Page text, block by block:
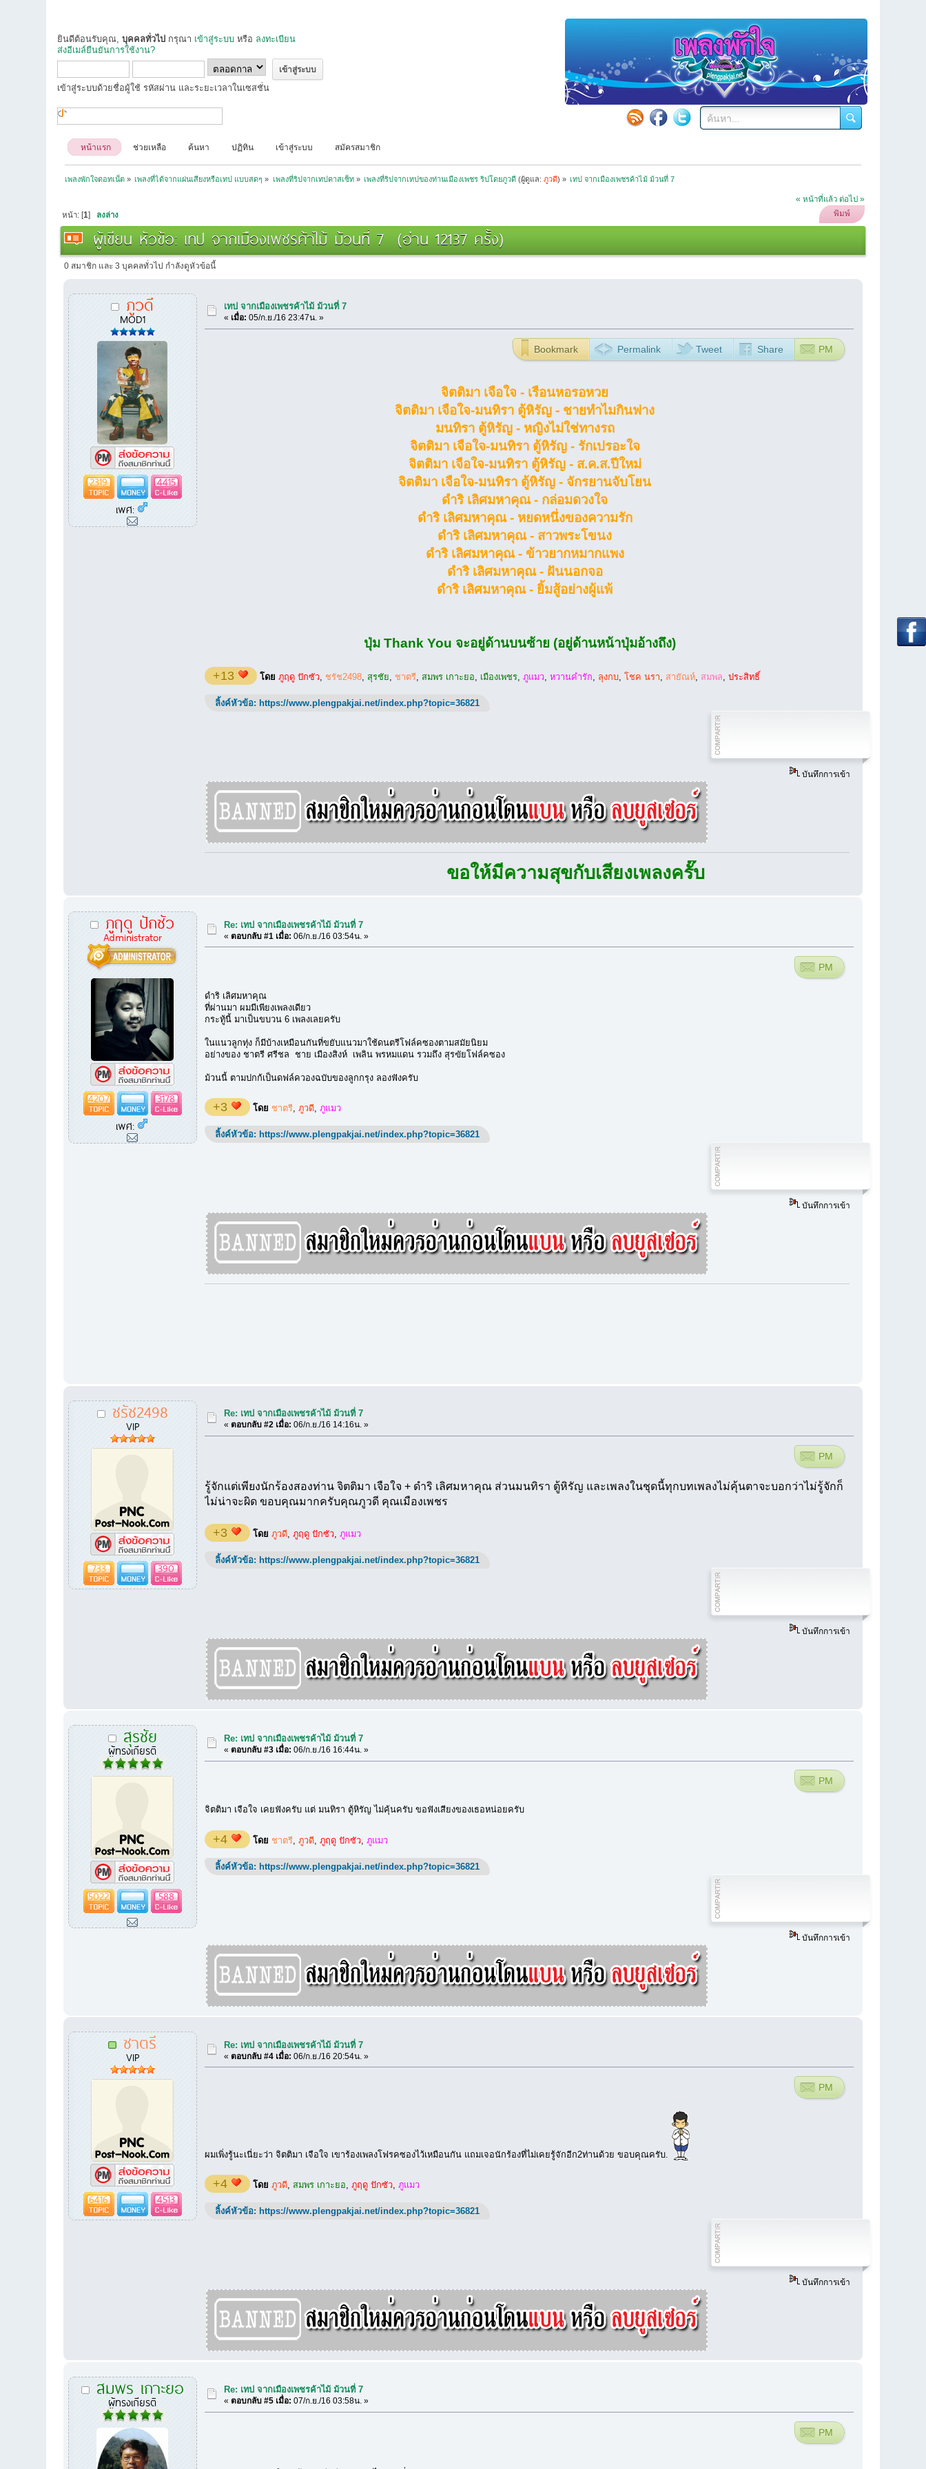
ยินดีต้อนรับคุณ,บุคคลทั่วไป กรุณา เข้าสู่ระบบ หรือ ลงทะเบียน
ส่งอีเมล์ยืนยันการใช้งาน?
เข้าสู่ระบบด้วยชื่อผู้ใช้ รหัสผ่าน และระยะเวลาในเซสชั่น
หน้าแรก ช่วยเหลือ ค้นหา ปฏิทิน เข้าสู่ระบบ สมัครสมาชิก
เพลงพักใจดอทเน็ต» เพลงที่ได้จากแผ่นเสียงหรือเทป แบบสดๆ » เพลงที่ริปจากเทปคาสเซ็ท» เพลงที่ริปจากเทปของท่านเมืองเพชร ริปโดยภูวดี (ผู้ดูแล: ภูวดี) » เทป จากเมืองเพชรค้าไม้ ม้วนที่ 7
« หน้าที่แล้ว ต่อไป »
พิมพ์
หน้า: [1] ลงล่าง
ผู้เขียน หัวข้อ: เทป จากเมืองเพชรค้าไม้ ม้วนที่ 7 (อ่าน 12137 ครั้ง)
0 สมาชิก และ 3 บุคคลทั่วไป กำลังดูหัวข้อนี้
ภูวดี
MOD1
2319
4415
เพศ:
เทป จากเมืองเพชรค้าไม้ ม้วนที่ 7
« เมื่อ: 05/ก.ย./16 23:47น. »
Bookmark Permalink Tweet Share PM
จิตติมา เจือใจ - เรือนหอรอหวย
จิตติมา เจือใจ-มนทิรา ตู้หิรัญ - ชายทำไมกินฟาง
มนทิรา ตู้หิรัญ - หญิงไม่ใช่ทางรถ
จิตติมา เจือใจ-มนทิรา ตู้หิรัญ - รักเปรอะใจ
จิตติมา เจือใจ-มนทิรา ตู้หิรัญ - ส.ค.ส.ปีใหม่
จิตติมา เจือใจ-มนทิรา ตู้หิรัญ - จักรยานจับโยน
ดำริ เลิศมหาคุณ - กล่อมดวงใจ
ดำริ เลิศมหาคุณ - หยดหนึ่งของความรัก
ดำริ เลิศมหาคุณ - สาวพระโขนง
ดำริ เลิศมหาคุณ - ข้าวยากหมากแพง
ดำริ เลิศมหาคุณ - ฝันนอกจอ
ดำริ เลิศมหาคุณ - ยิ้มสู้อย่างผู้แพ้
ปุ่ม Thank You จะอยู่ด้านบนซ้าย (อยู่ด้านหน้าปุ่มอ้างถึง)
+13 โดย ภูฤดู ปักซัว ชรัช2498 สุรชัย ชาตรี สมพร เกาะยอ เมืองเพชร ภูแมว หวานคำรัก ลุงกบ โชค นรา สายัณห์ สมพล ประสิทธิ์
ลิ้งค์หัวข้อ: https://www.plengpakjai.net/index.php?topic=36821
บันทึกการเข้า
ขอให้มีความสุขกับเสียงเพลงครั๊บ
ภูฤดู ปักซัว
Administrator
4207
3178
เพศ:
Re: เทป จากเมืองเพชรค้าไม้ ม้วนที่ 7
«ตอบกลับ #1 เมื่อ: 06/ก.ย./16 03:54น. »
PM
ดำริ เลิศมหาคุณ
ที่ผ่านมา ผมมีเพียงเพลงเดียว
กระทู้นี้ มาเป็นขบวน 6 เพลงเลยครับ
ในแนวลูกทุ่ง ก็มีบ้างเหมือนกันที่ขยับแนวมาใช้ดนตรีโฟล์คซองตามสมัยนิยม
อย่างของ ชาตรี ศรีชล ชาย เมืองสิงห์ เพลิน พรหมแดน รวมถึง สุรฃัยโฟล์คซอง
ม้วนนี้ ตามปกก้เป็นดฟล์ควองฉบับของลูกกรุง ลองฟังครับ
+3 โดย ชาตรี, ภูวดี, ภูแมว
ลิ้งค์หัวข้อ: https://www.plengpakjai.net/index.php?topic=36821
บันทึกการเข้า
ชรัช2498
VIP
733 390
Re: เทป จากเมืองเพชรค้าไม้ ม้วนที่ 7
«ตอบกลับ #2 เมื่อ: 06/ก.ย./16 14:16น. »
PM
รู้จักแต่เพียงนักร้องสองท่าน จิตติมา เจือใจ + ดำริ เลิศมหาคุณ ส่วนมนทิรา ตู้หิรัญ และเพลงในชุดนี้ทุกบทเพลงไม่คุ้นตาจะบอกว่าไม่รู้จักก็
ไม่น่าจะผิด ขอบคุณมากครับคุณภูวดี คุณเมืองเพชร
+3 โดย ภูวดี ภูฤดู ปักซัว ภูแมว
ลิ้งค์หัวข้อ: https://www.plengpakjai.net/index.php?topic=36821
บันทึกการเข้า
สุรชัย
ผู้ทรงเกียรติ
5022 588
Re: เทป จากเมืองเพชรค้าไม้ ม้วนที่ 7
«ตอบกลับ #3 เมื่อ: 06/ก.ย./16 16:44น. »
PM
จิตติมา เจือใจ เคยฟังครับ แต่ มนทิรา ตู้หิรัญ ไม่คุ้นครับ ขอฟังเสียงของเธอหน่อยครับ
+4 โดย ชาตรี ภูวดี ภูฤดู ปักซัว ภูแมว
ลิ้งค์หัวข้อ: https://www.plengpakjai.net/index.php?topic=36821
บันทึกการเข้า
ชาตรี
VIP
6416 4513
Re: เทป จากเมืองเพชรค้าไม้ ม้วนที่ 7
«ตอบกลับ #4 เมื่อ: 06/ก.ย./16 20:54น. »
PM
ผมเพิ่งรู้นะเนี่ยะว่า จิตติมา เจือใจ เขาร้องเพลงโฟรคซองไว้เหมือนกัน แถมเจอนักร้องที่ไม่เคยรู้จักอีก2ท่านด้วย ขอบคุณครับ.
+4 โดย ภูวดี, สมพร เกาะยอ, ภูฤดู ปักซัว, ภูแมว
ลิ้งค์หัวข้อ: https://www.plengpakjai.net/index.php?topic=36821
บันทึกการเข้า
สมพร เกาะยอ
ผู้ทรงเกียรติ
Re: เทป จากเมืองเพชรค้าไม้ ม้วนที่ 7
«ตอบกลับ #5 เมื่อ: 07/ก.ย./16 03:58น. »
PM